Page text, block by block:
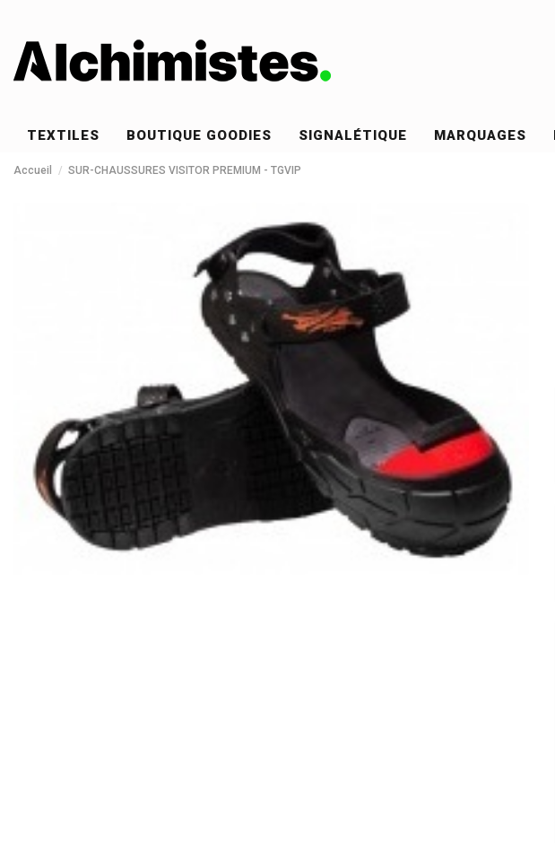
TEXTILES BOUTIQUE GOODIES SIGNALÉTIQUE MARQUAGES
Accueil SUR-CHAUSSURES VISITOR PREMIUM - TGVIP